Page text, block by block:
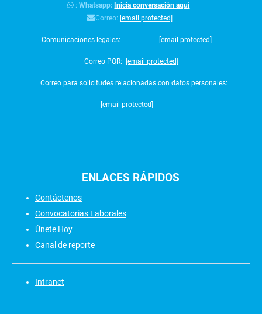
:Whatsapp:Inicia conversación aquí
Correo: [email protected]
Comunicaciones legales: [email protected]
Correo PQR: [email protected]
Correo para solicitudes relacionadas con datos personales:
[email protected]
ENLACES RÁPIDOS
Contáctenos
Convocatorias Laborales
Únete Hoy
Canal de reporte
Intranet